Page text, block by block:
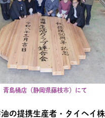
青島桶店（静岡県藤枝市）にて
の提携生産者・タイヘイ